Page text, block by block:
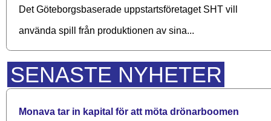
Det Göteborgsbaserade upp­starts­företaget SHT vill
använda spill från produktionen av sina...
SENASTE NYHETER
Monava tar in kapital för att möta drönarboomen